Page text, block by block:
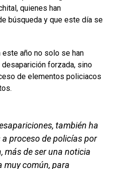
quienes han
búsqueda y que este día se
año no solo se han
forzada, sino
de elementos policiacos
también ha
proceso de policías por
más de ser una noticia
muy común, para